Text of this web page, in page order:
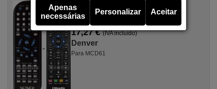
Comandos à distância equivalente
Denver MCD62
Artigo disponível em stock
17,27 €(IVA incluído)
Denver
Para MCD61
Apenas
necessárias
Personalizar Aceitar